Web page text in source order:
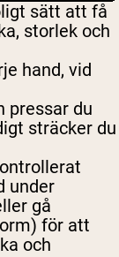
sätt att få
storlek och
hand, vid
pressar du
sträcker du
under
gå
för att
och